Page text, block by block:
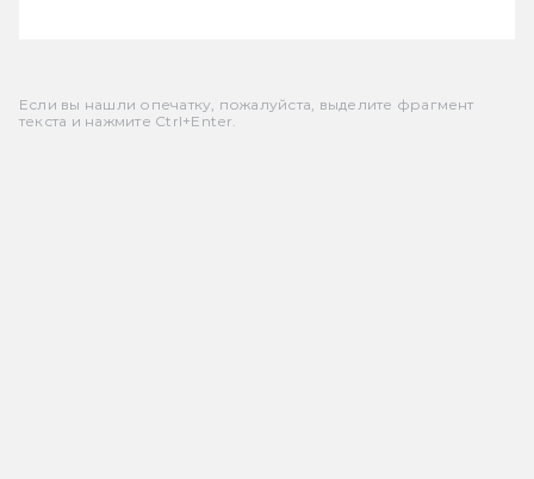
Если вы нашли опечатку, пожалуйста, выделите фрагмент
текста и нажмите Ctrl+Enter.